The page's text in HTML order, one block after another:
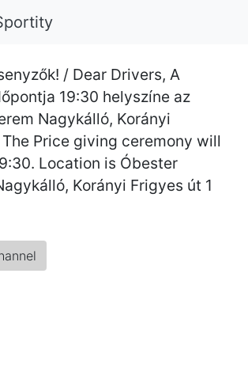
/ Dear Drivers, A
19:30 helyszíne az
Nagykálló, Korányi
Price giving ceremony will
Location is Óbester
Korányi Frigyes út 1